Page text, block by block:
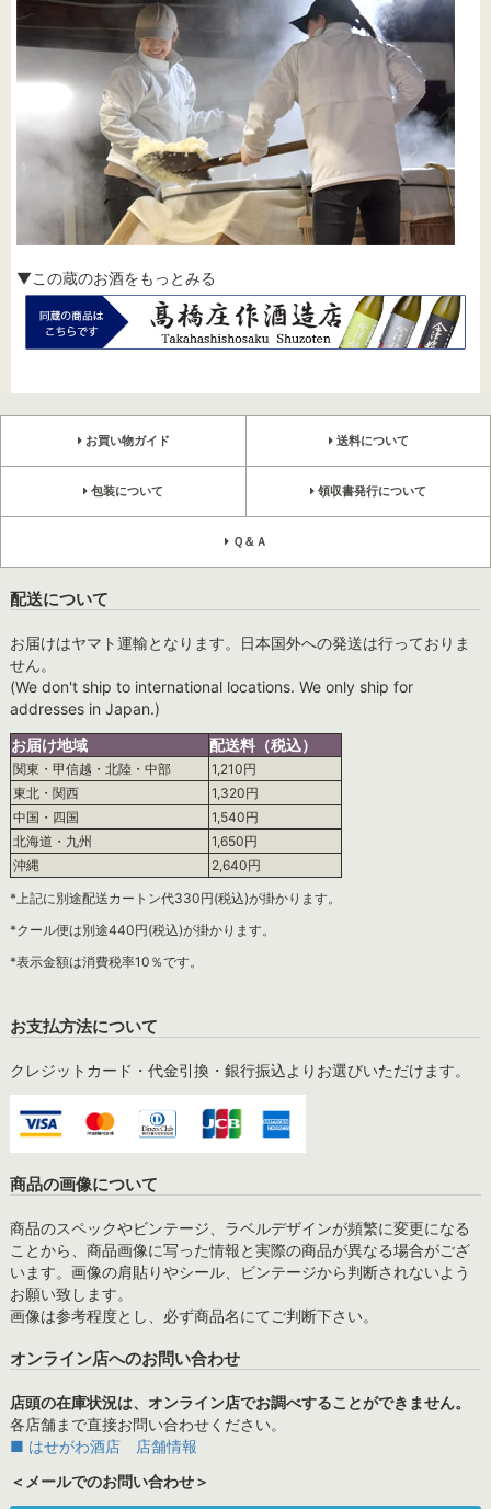
▼この蔵のお酒をもっとみる
お買い物ガイド 送料について
包装について 領収書発行について
Ｑ＆Ａ
配送について
お届けはヤマト運輸となります。日本国外への発送は行っておりま
せん。
(We don't ship to international locations. We only ship for
addresses in Japan.)
お届け地域
配送料（税込）
関東・甲信越・北陸・中部
1,210円
東北・関西
1,320円
中国・四国
1,540円
北海道・九州
1,650円
沖縄
2,640円
*上記に別途配送カートン代330円(税込)が掛かります。
*クール便は別途440円(税込)が掛かります。
*表示金額は消費税率10％です。
お支払方法について
クレジットカード・代金引換・銀行振込よりお選びいただけます。
商品の画像について
商品のスペックやビンテージ、ラベルデザインが頻繁に変更になる
ことから、商品画像に写った情報と実際の商品が異なる場合がござ
います。画像の肩貼りやシール、ビンテージから判断されないよう
お願い致します。
画像は参考程度とし、必ず商品名にてご判断下さい。
オンライン店へのお問い合わせ
店頭の在庫状況は、オンライン店でお調べすることができません。
各店舗まで直接お問い合わせください。
■ はせがわ酒店 店舗情報
＜メールでのお問い合わせ＞